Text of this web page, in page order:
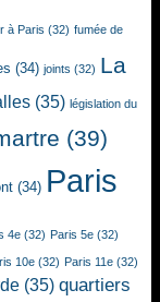
à Paris (32) fumée de
(34) joints (32) La
(35) législation du
(39)
(34) Paris
4e (32) Paris 5e (32)
10e (32) Paris 11e (32)
(35) quartiers